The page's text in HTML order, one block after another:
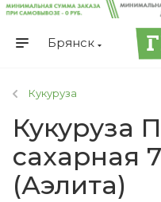
Брянск
Кукуруза
Кукуруза
сахарная
(Аэлита)